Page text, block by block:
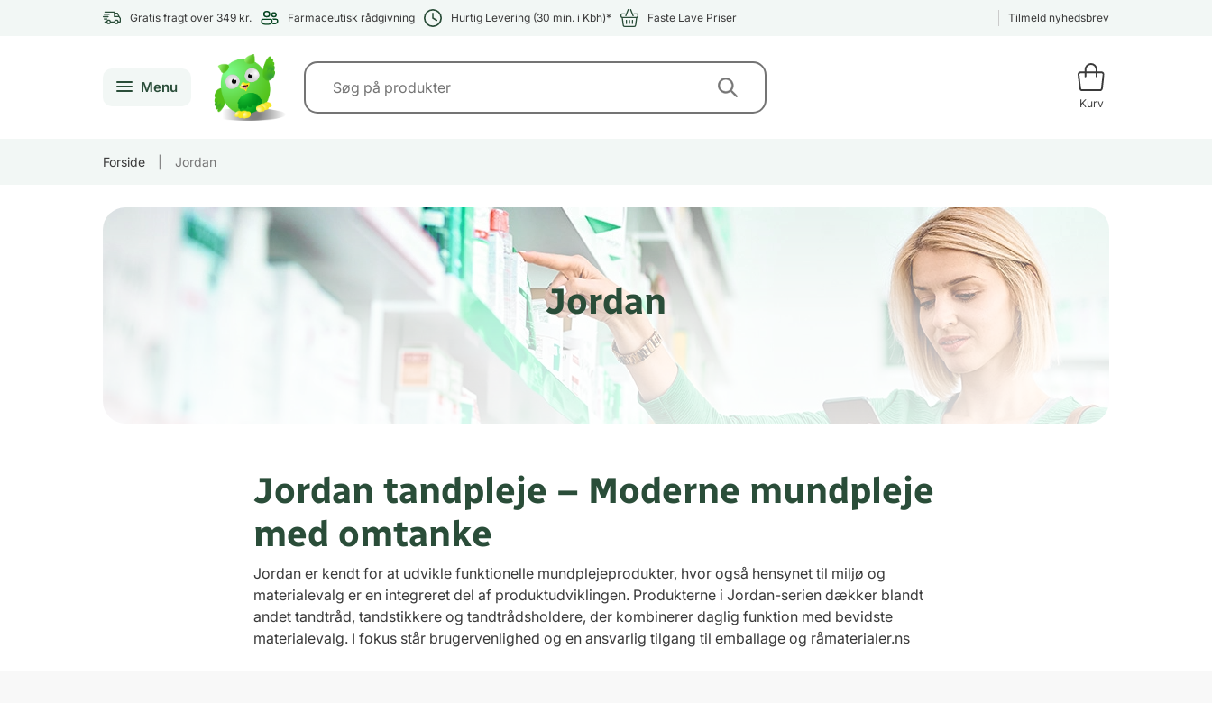
Gratis fragt over 349 kr. Farmaceutisk rådgivning Hurtig Levering (30 min. i Kbh)* Faste Lave Priser Tilmeld nyhedsbrev
Menu
Kurv
Forside Jordan
Jordan
Jordan tandpleje – Moderne mundpleje
med omtanke
Jordan er kendt for at udvikle funktionelle mundplejeprodukter, hvor også hensynet til miljø og
materialevalg er en integreret del af produktudviklingen. Produkterne i Jordan-serien dækker blandt
andet tandtråd, tandstikkere og tandtrådsholdere, der kombinerer daglig funktion med bevidste
materialevalg. I fokus står brugervenlighed og en ansvarlig tilgang til emballage og råmaterialer.ns